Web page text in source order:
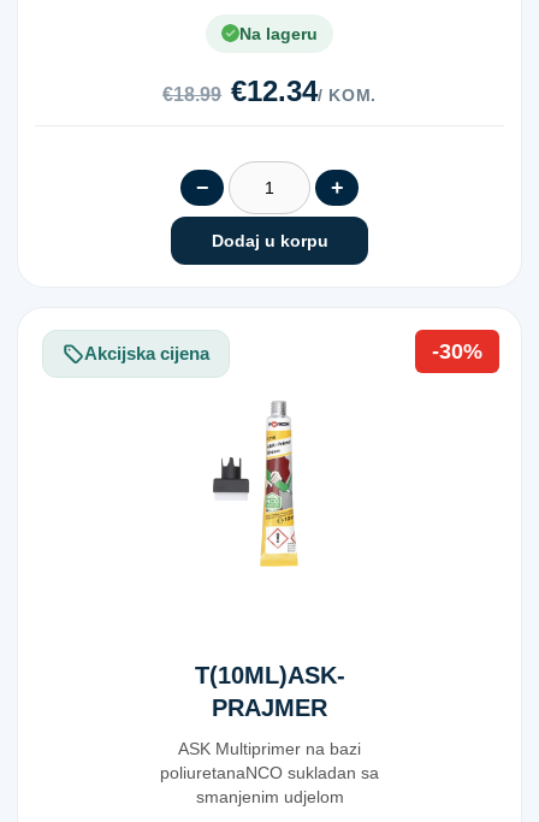
Na lageru
€18.99 €12.34/ KOM.
− +
Dodaj u korpu
Akcijska cijena -30%
T(10ML)ASK-
PRAJMER
GREEN K106
ASK Multiprimer na bazi
poliuretanaNCO sukladan sa
smanjenim udjelom